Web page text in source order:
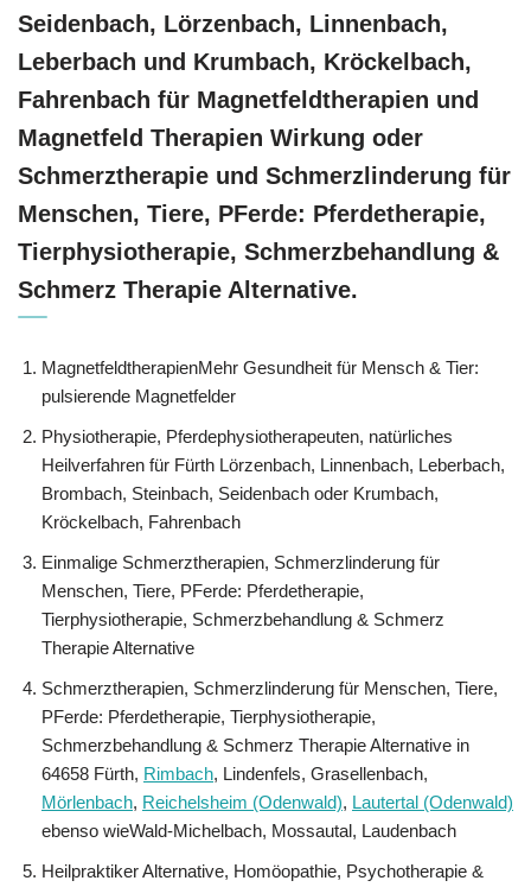
Seidenbach, Lörzenbach, Linnenbach,
Leberbach und Krumbach, Kröckelbach,
Fahrenbach für Magnetfeldtherapien und
Magnetfeld Therapien Wirkung oder
Schmerztherapie und Schmerzlinderung für
Menschen, Tiere, PFerde: Pferdetherapie,
Tierphysiotherapie, Schmerzbehandlung &
Schmerz Therapie Alternative.
MagnetfeldtherapienMehr Gesundheit für Mensch & Tier:
pulsierende Magnetfelder
Physiotherapie, Pferdephysiotherapeuten, natürliches
Heilverfahren für Fürth Lörzenbach, Linnenbach, Leberbach,
Brombach, Steinbach, Seidenbach oder Krumbach,
Kröckelbach, Fahrenbach
Einmalige Schmerztherapien, Schmerzlinderung für
Menschen, Tiere, PFerde: Pferdetherapie,
Tierphysiotherapie, Schmerzbehandlung & Schmerz
Therapie Alternative
Schmerztherapien, Schmerzlinderung für Menschen, Tiere,
PFerde: Pferdetherapie, Tierphysiotherapie,
Schmerzbehandlung & Schmerz Therapie Alternative in
64658 Fürth, Rimbach, Lindenfels, Grasellenbach,
Mörlenbach, Reichelsheim (Odenwald), Lautertal (Odenwald)
ebenso wieWald-Michelbach, Mossautal, Laudenbach
Heilpraktiker Alternative, ‎Homöopathie, ‎Psychotherapie &